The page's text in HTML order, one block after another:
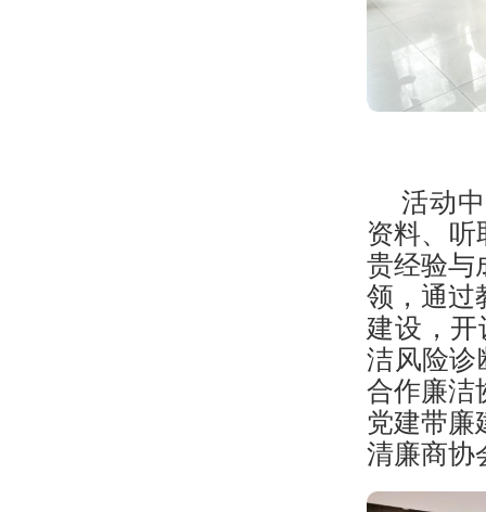
活动
资料、听
贵经验与
领，通过
建设，开
洁风险诊
合作廉洁
党建带廉
清廉商协